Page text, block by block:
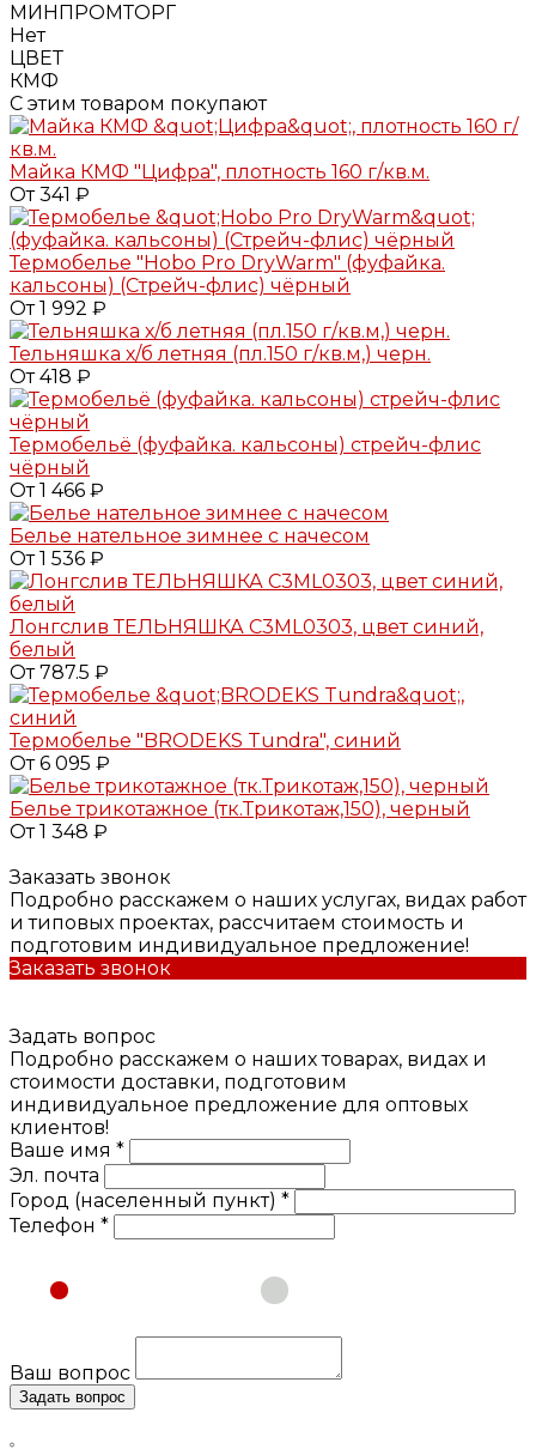
МИНПРОМТОРГ
Нет
ЦВЕТ
КМФ
С этим товаром покупают
Майка КМФ "Цифра", плотность 160 г/кв.м.
От 341 ₽
Термобелье "Hobo Pro DryWarm" (фуфайка.
кальсоны) (Стрейч-флис) чёрный
От 1 992 ₽
Тельняшка х/б летняя (пл.150 г/кв.м,) черн.
От 418 ₽
Термобельё (фуфайка. кальсоны) стрейч-флис
чёрный
От 1 466 ₽
Белье нательное зимнее с начесом
От 1 536 ₽
Лонгслив ТЕЛЬНЯШКА C3ML0303, цвет синий,
белый
От 787.5 ₽
Термобелье "BRODEKS Tundra", синий
От 6 095 ₽
Белье трикотажное (тк.Трикотаж,150), черный
От 1 348 ₽
Заказать звонок
Подробно расскажем о наших услугах, видах работ
и типовых проектах, рассчитаем стоимость и
подготовим индивидуальное предложение!
Заказать звонок
Задать вопрос
Подробно расскажем о наших товарах, видах и
стоимости доставки, подготовим
индивидуальное предложение для оптовых
клиентов!
Ваше имя *
Эл. почта
Город (населенный пункт) *
Телефон *
Юридическое лицо
Ваш вопрос
Задать вопрос